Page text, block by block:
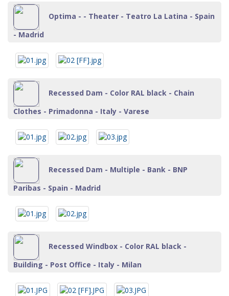
Optima - - Theater - Teatro La Latina - Spain
- Madrid
Recessed Dam - Color RAL black - Chain
Clothes - Primadonna - Italy - Varese
Recessed Dam - Multiple - Bank - BNP
Paribas - Spain - Madrid
Recessed Windbox - Color RAL black -
Building - Post Office - Italy - Milan